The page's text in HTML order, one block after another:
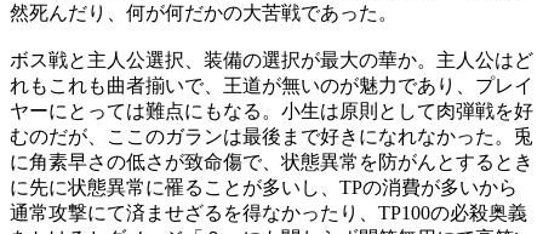
然死んだり、何が何だかの大苦戦であった。
ボス戦と主人公選択、装備の選択が最大の華か。主人公はど
れもこれも曲者揃いで、王道が無いのが魅力であり、プレイ
ヤーにとっては難点にもなる。小生は原則として肉弾戦を好
むのだが、ここのガランは最後まで好きになれなかった。兎
に角素早さの低さが致命傷で、状態異常を防がんとするとき
に先に状態異常に罹ることが多いし、TPの消費が多いから
通常攻撃にて済ませざるを得なかったり、TP100の必殺奥義